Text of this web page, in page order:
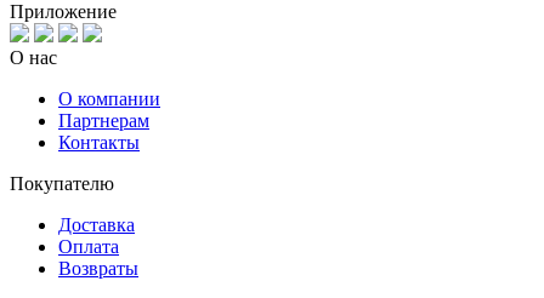
Приложение
О нас
О компании
Партнерам
Контакты
Покупателю
Доставка
Оплата
Возвраты